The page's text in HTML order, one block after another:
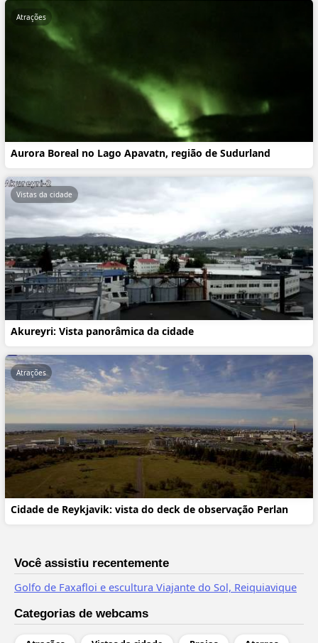
Aurora Boreal no Lago Apavatn, região de Sudurland
Atrações
Akureyri: Vista panorâmica da cidade
Vistas da cidade
Cidade de Reykjavik: vista do deck de observação Perlan
Atrações
Você assistiu recentemente
Golfo de Faxafloi e escultura Viajante do Sol, Reiquiavique
Categorias de webcams